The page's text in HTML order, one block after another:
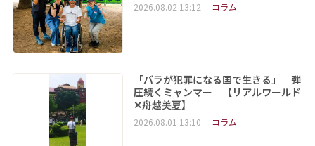
2026.08.02 13:12 コラム
「バラが犯罪になる国で生きる」 弾
圧続くミャンマー 【リアルワールド
✕舟越美夏】
2026.08.01 13:10 コラム